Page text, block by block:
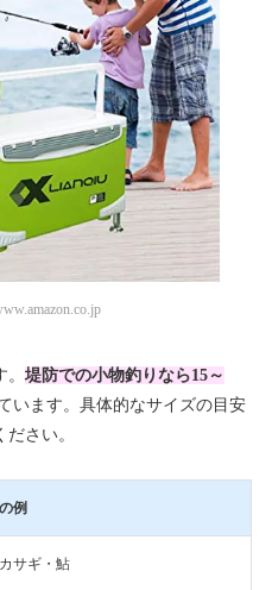
堤防での小物釣りなら15～
います。具体的なサイズの目安
さい。
例
サギ・鮎